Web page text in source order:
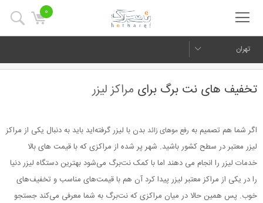
0
تهران
تخفیف های نت برگ برای مراکز لیزر
اگر شما هم تصمیم به رفع موهای زائد بدن با لیزر گرفته‌اید باید به دنبال یکی از مراکز
لیزر معتبر در سطح کشور باشید. شهر پر شده از مراکزی که با قیمت های بالا
خدمات لیزر را انجام می دهند اما با کمک نت‌برگ می‌شود بهترین دستگاه لیزر دنیا
را در یکی از مراکز معتبر لیزر پیدا کرد آن هم با قیمت‌های مناسب و تخفیف‌های
خوب. پس همین حالا در میان مراکزی که نت‌برگ به شما معرفی می‌کند جستجو